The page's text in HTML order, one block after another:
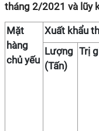
tháng 2/2021 và lũy
Mặt
hàng
chủ yếu
Xuất khẩu
Lượng
(Tấn)
Trị